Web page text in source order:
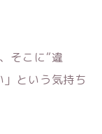
そこに“違
という気持ち